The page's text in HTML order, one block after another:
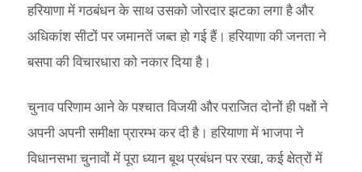
हरियाणा में गठबंधन के साथ उसको जोरदार झटका लगा है और
अधिकांश सीटों पर जमानतें जब्त हो गई हैं। हरियाणा की जनता ने
बसपा की विचारधारा को नकार दिया है।
चुनाव परिणाम आने के पश्चात विजयी और पराजित दोनों ही पक्षों ने
अपनी अपनी समीक्षा प्रारम्भ कर दी है। हरियाणा में भाजपा ने
विधानसभा चुनावों में पूरा ध्यान बूथ प्रबंधन पर रखा, कई क्षेत्रों में